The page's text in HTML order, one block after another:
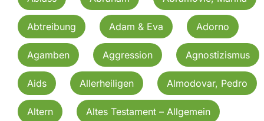
Abtreibung Adam & Eva Adorno
Agamben Aggression Agnostizismus
Aids Allerheiligen Almodovar, Pedro
Altern Altes Testament – Allgemein